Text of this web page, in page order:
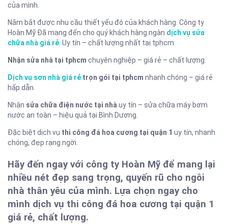
của mình.
Nắm bắt được nhu cầu thiết yếu đó của khách hàng. Công ty
Hoàn Mỹ Đã mang đến cho quý khách hàng ngàn dịch vụ sửa
chữa nhà giá rẻ . Uy tín – chất lượng nhất tại tphcm.
Nhận sửa nhà tại tphcm chuyên nghiệp – giá rẻ – chất lượng.
Dịch vụ sơn nhà giá rẻ trọn gói tại tphcm nhanh chóng – giá rẻ
hấp dẫn.
Nhận sửa chữa điện nước tại nhà uy tín – sửa chữa máy bơm
nước an toàn – hiệu quả tại Bình Dương.
Đặc biệt dịch vụ thi công đá hoa cương tại quận 1 uy tín, nhanh
chóng, đẹp rạng ngời.
Hãy đến ngay với công ty Hoàn Mỹ để mang lại
nhiều nét đẹp sang trọng, quyến rũ cho ngôi
nhà thân yêu của mình. Lựa chọn ngay cho
mình dịch vụ thi công đá hoa cương tại quận 1
giá rẻ, chất lượng.